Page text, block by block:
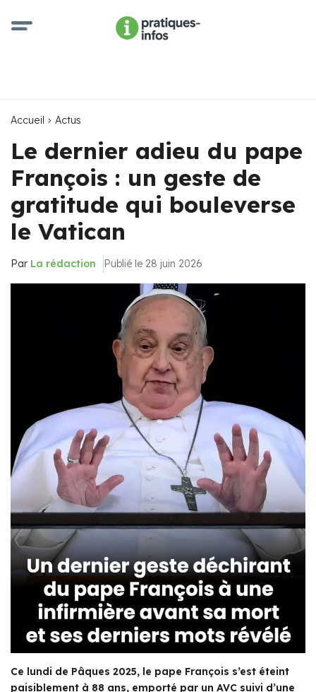
Accueil Actus
Le dernier adieu du pape
François : un geste de
gratitude qui bouleverse
le Vatican
Par La rédaction Publié le 28 juin 2026
Ce lundi de Pâques 2025, le pape François s’est éteint
paisiblement à 88 ans, emporté par un AVC suivi d’une